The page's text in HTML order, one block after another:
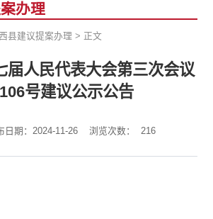
办理
县建议提案办理 > 正文
届人民代表大会第三次会议
号建议公示公告
日期：2024-11-26 浏览次数： 216